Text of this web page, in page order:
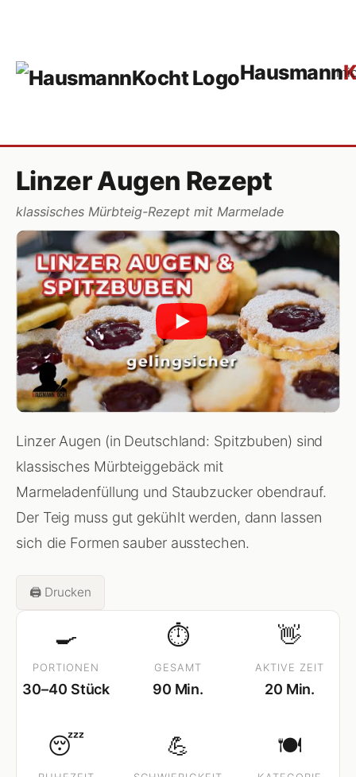
Hausmann
Linzer Augen Rezept
klassisches Mürbteig-Rezept mit Marmelade
Linzer Augen (in Deutschland: Spitzbuben) sind
klassisches Mürbteiggebäck mit
Marmeladenfüllung und Staubzucker obendrauf.
Der Teig muss gut gekühlt werden, dann lassen
sich die Formen sauber ausstechen.
🖨️ Drucken
🍳
PORTIONEN
30–40 Stück
⏱
GESAMT
90 Min.
👋
AKTIVE ZEIT
20 Min.
😴 💪 🍽